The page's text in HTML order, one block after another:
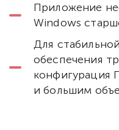
Приложение
Windows
Для
обеспечения
конфигурация
и большим